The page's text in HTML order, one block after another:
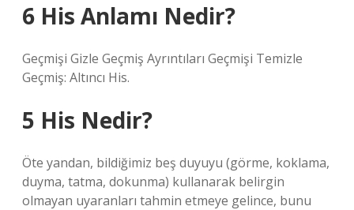
6 His Anlamı Nedir?
Geçmişi Gizle Geçmiş Ayrıntıları Geçmişi Temizle
Geçmiş: Altıncı His.
5 His Nedir?
Öte yandan, bildiğimiz beş duyuyu (görme, koklama,
duyma, tatma, dokunma) kullanarak belirgin
olmayan uyaranları tahmin etmeye gelince, bunu